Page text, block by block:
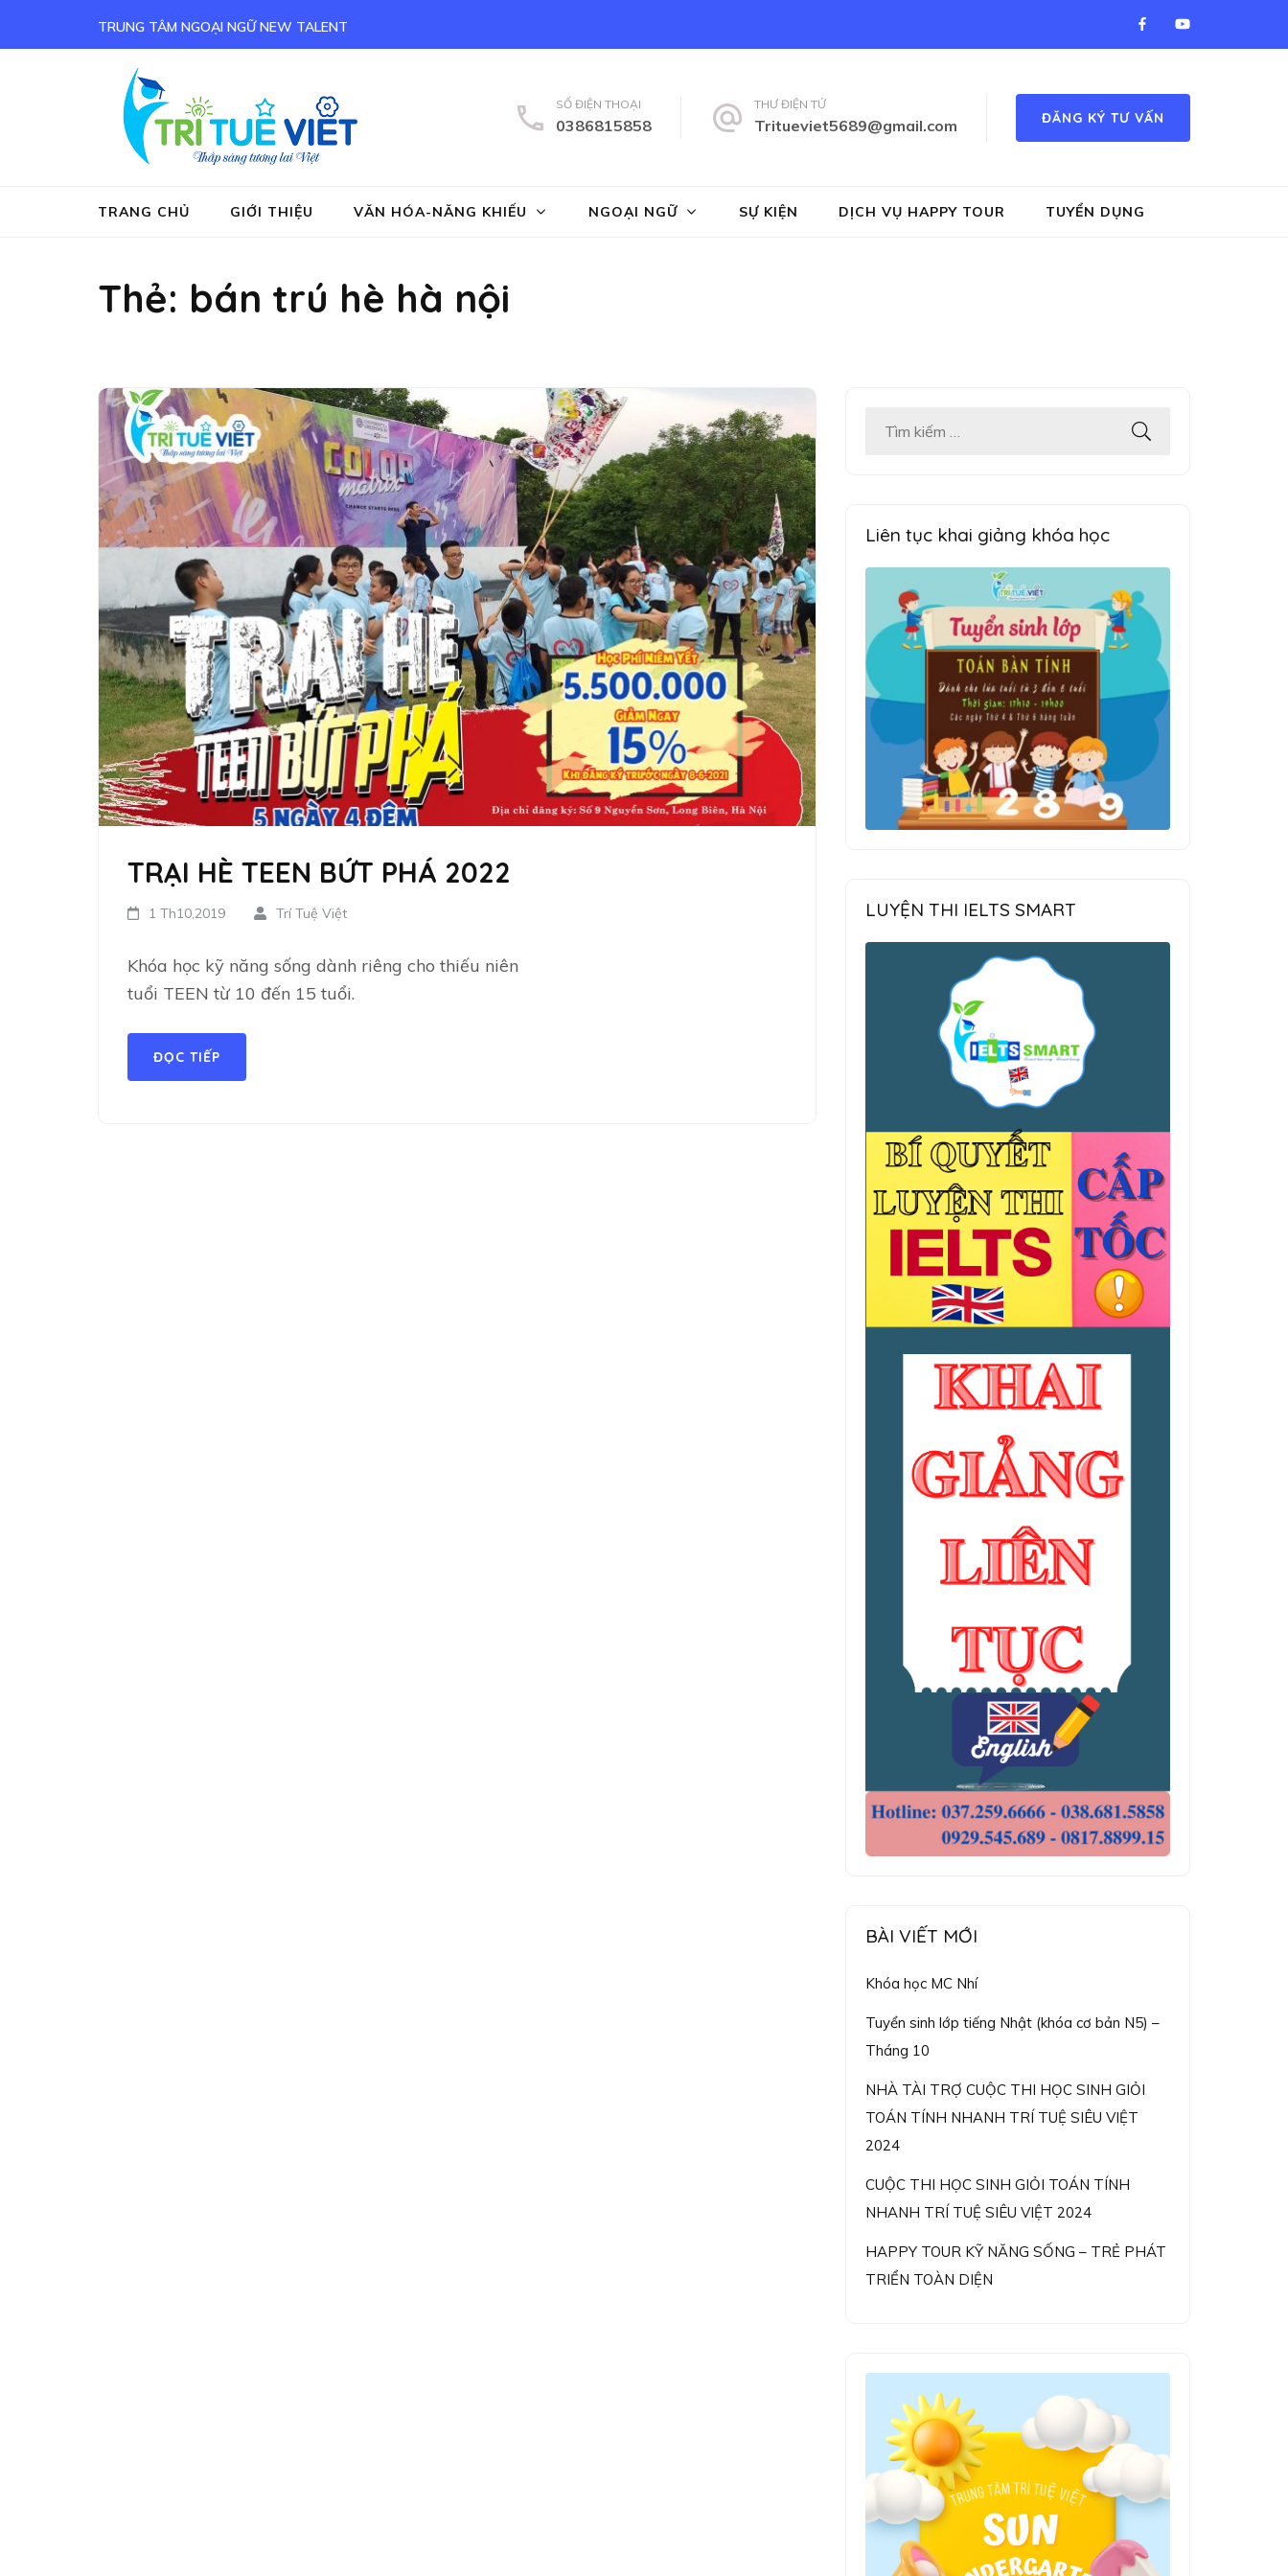
TRUNG TÂM NGOẠI NGỮ NEW TALENT
Trung tâm Năng Khiếu Trí Tuệ Việt
Tieng Anh, toan ban tinh, toan vmath, hanh trang vao lop 1, tien tieu học, luyen chu dep, piano, co vua…
SỐ ĐIỆN THOẠI
0386815858
THƯ ĐIỆN TỬ
Tritueviet5689@gmail.com ĐĂNG KÝ TƯ VẤN
TRANG CHỦ GIỚI THIỆU VĂN HÓA-NĂNG KHIẾU NGOẠI NGỮ SỰ KIỆN DỊCH VỤ HAPPY TOUR TUYỂN DỤNG
Thẻ: bán trú hè hà nội
TRẠI HÈ TEEN BỨT PHÁ 2022
1 Th10,2019 Trí Tuệ Việt
Khóa học kỹ năng sống dành riêng cho thiếu niên
tuổi TEEN từ 10 đến 15 tuổi.
ĐỌC TIẾP
Tìm
Liên tục khai giảng khóa học
LUYỆN THI IELTS SMART
BÀI VIẾT MỚI
Khóa học MC Nhí
Tuyển sinh lớp tiếng Nhật (khóa cơ bản N5) –
Tháng 10
NHÀ TÀI TRỢ CUỘC THI HỌC SINH GIỎI
TOÁN TÍNH NHANH TRÍ TUỆ SIÊU VIỆT
2024
CUỘC THI HỌC SINH GIỎI TOÁN TÍNH
NHANH TRÍ TUỆ SIÊU VIỆT 2024
HAPPY TOUR KỸ NĂNG SỐNG – TRẺ PHÁT
TRIỂN TOÀN DIỆN